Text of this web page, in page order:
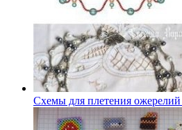
Схемы для плетения ожерелий